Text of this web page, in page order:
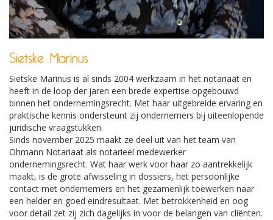
Sietske Marinus
Sietske Marinus is al sinds 2004 werkzaam in het notariaat en
heeft in de loop der jaren een brede expertise opgebouwd
binnen het ondernemingsrecht. Met haar uitgebreide ervaring en
praktische kennis ondersteunt zij ondernemers bij uiteenlopende
juridische vraagstukken.
Sinds november 2025 maakt ze deel uit van het team van
Ohmann Notariaat als notarieel medewerker
ondernemingsrecht. Wat haar werk voor haar zo aantrekkelijk
maakt, is de grote afwisseling in dossiers, het persoonlijke
contact met ondernemers en het gezamenlijk toewerken naar
een helder en goed eindresultaat. Met betrokkenheid en oog
voor detail zet zij zich dagelijks in voor de belangen van cliënten.